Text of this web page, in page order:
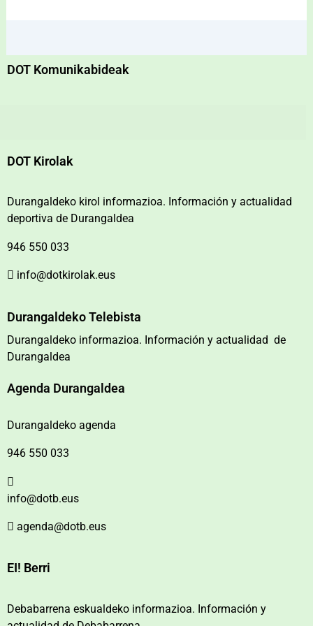
DOT Komunikabideak
DOT Kirolak
Durangaldeko kirol informazioa. Información y actualidad
deportiva de Durangaldea
946 550 033
info@dotkirolak.eus
Durangaldeko Telebista
Durangaldeko informazioa. Información y actualidad de
Durangaldea
Agenda Durangaldea
Durangaldeko agenda
946 550 033
info@dotb.eus
agenda@dotb.eus
EI! Berri
Debabarrena eskualdeko informazioa. Información y